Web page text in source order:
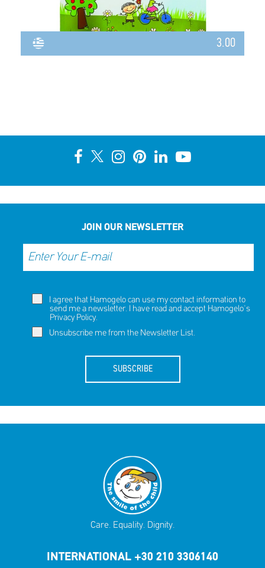
3.00
JOIN OUR NEWSLETTER
I agree that Hamogelo can use my contact information to
send me a newsletter. I have read and accept Hamogelo's
Privacy Policy.
Unsubscribe me from the Newsletter List.
SUBSCRIBE
Care. Equality. Dignity.
INTERNATIONAL +30 210 3306140